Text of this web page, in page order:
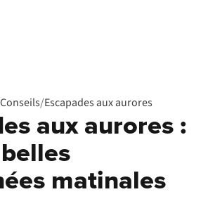
/Escapades aux aurores
aux aurores :
matinales